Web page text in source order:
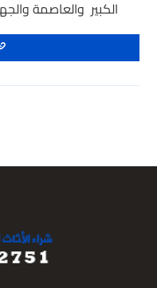
الكبير والعاصمة